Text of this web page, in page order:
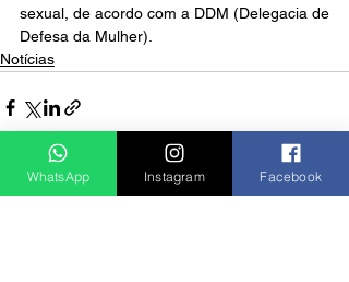
sexual, de acordo com a DDM (Delegacia de
Defesa da Mulher).
Notícias
Posts recentes
WhatsApp Instagram Facebook